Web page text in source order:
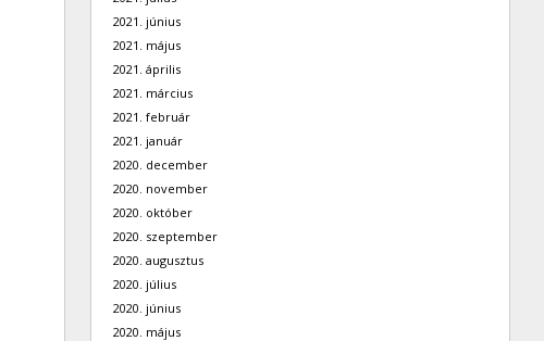
2021. június
2021. május
2021. április
2021. március
2021. február
2021. január
2020. december
2020. november
2020. október
2020. szeptember
2020. augusztus
2020. július
2020. június
2020. május